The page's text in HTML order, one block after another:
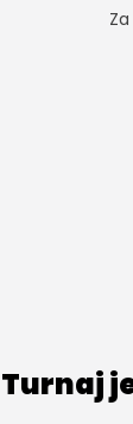
Turnaj